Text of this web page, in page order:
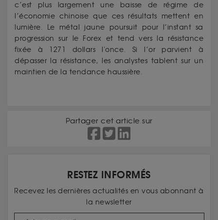
c’est plus largement une baisse de régime de
l’économie chinoise que ces résultats mettent en
lumière. Le métal jaune poursuit pour l’instant sa
progression sur le Forex et tend vers la résistance
fixée à 1271 dollars l'once. Si l’or parvient à
dépasser la résistance, les analystes tablent sur un
maintien de la tendance haussière.
Partager cet article sur
RESTEZ INFORMÉS
Recevez les dernières actualités en vous abonnant à
la newsletter